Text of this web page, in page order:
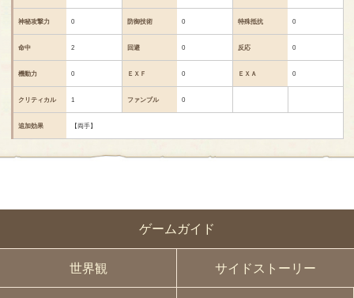
ゲームガイド
世界観 サイドストーリー
神秘攻撃力 0 防御技術 0 特殊抵抗 0
命中 2 回避 0 反応 0
機動力 0 ＥＸＦ 0 ＥＸＡ 0
クリティカル 1 ファンブル 0
追加効果 【両手】